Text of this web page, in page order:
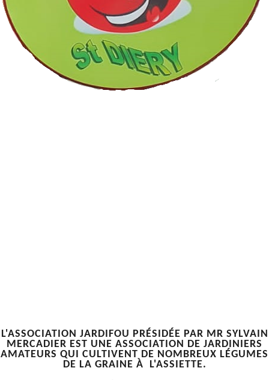
L'ASSOCIATION JARDIFOU PRÉSIDÉE PAR MR SYLVAIN
MERCADIER EST UNE ASSOCIATION DE JARDINIERS
AMATEURS QUI CULTIVENT DE NOMBREUX LÉGUMES
DE LA GRAINE À L'ASSIETTE.